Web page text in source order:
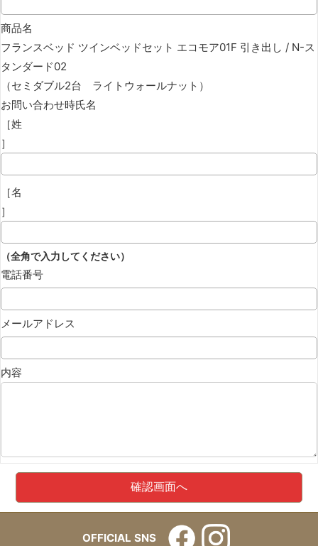
商品名
フランスベッド ツインベッドセット エコモア01F 引き出し / N-ス
タンダード02
（セミダブル2台 ライトウォールナット）
お問い合わせ時氏名
［姓
］
［名
］
（全角で入力してください）
電話番号
メールアドレス
内容
OFFICIAL SNS